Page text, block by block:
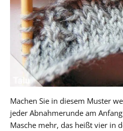
Machen Sie in diesem Muster
jeder Abnahmerunde am
Masche mehr, das heißt vier in